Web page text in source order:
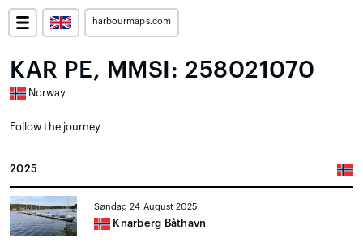
harbourmaps.com
KAR PE, MMSI: 258021070
Norway
Follow the journey
2025
Søndag 24 August 2025
Knarberg Båthavn